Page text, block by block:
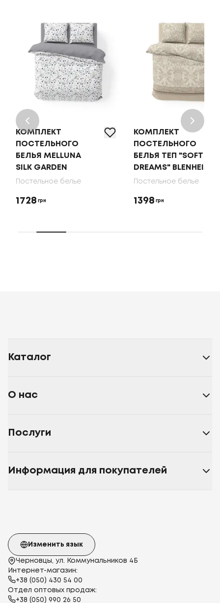
КОМПЛЕКТ
ПОСТЕЛЬНОГО
БЕЛЬЯ MELLUNA
SILK GARDEN
Постельное белье
1728 грн
КОМПЛЕКТ
ПОСТЕЛЬНОГО
БЕЛЬЯ ТЕП "SOFT
DREAMS" BLENHEIM
Постельное белье
1398 грн
Каталог
О нас
Послуги
Информация для покупателей
Черновцы, ул. Коммунальников 4Б
Интернет-магазин:
+38 (050) 430 54 00
Отдел оптовых продаж:
+38 (050) 990 26 50
Изменить язык